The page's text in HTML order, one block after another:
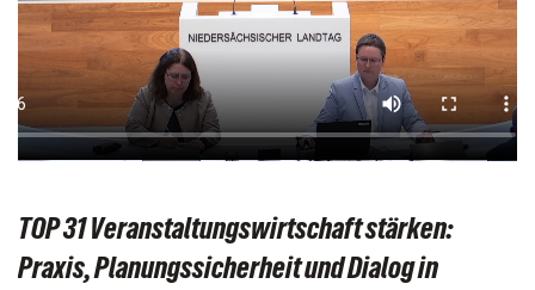
TOP 31 Veranstaltungswirtschaft stärken:
Praxis, Planungssicherheit und Dialog in